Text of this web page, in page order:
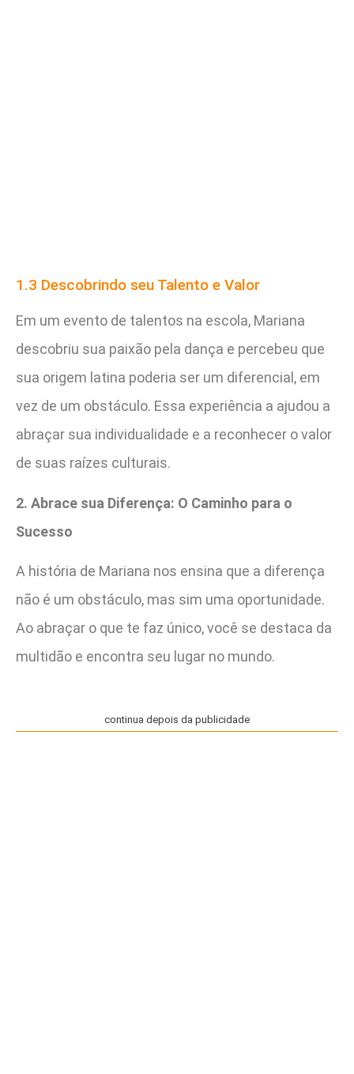
1.3 Descobrindo seu Talento e Valor
Em um evento de talentos na escola, Mariana
descobriu sua paixão pela dança e percebeu que
sua origem latina poderia ser um diferencial, em
vez de um obstáculo. Essa experiência a ajudou a
abraçar sua individualidade e a reconhecer o valor
de suas raízes culturais.
2. Abrace sua Diferença: O Caminho para o
Sucesso
A história de Mariana nos ensina que a diferença
não é um obstáculo, mas sim uma oportunidade.
Ao abraçar o que te faz único, você se destaca da
multidão e encontra seu lugar no mundo.
continua depois da publicidade